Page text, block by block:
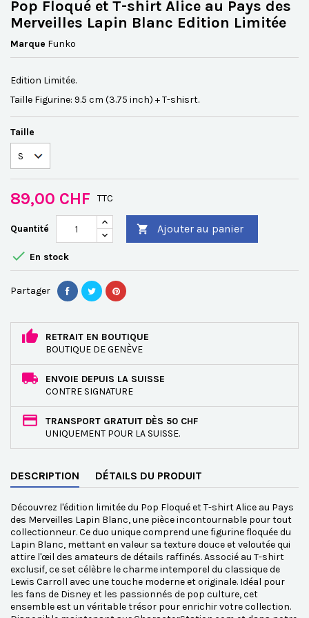
Pop Floqué et T-shirt Alice au Pays des
Merveilles Lapin Blanc Edition Limitée
Marque Funko
Edition Limitée.
Taille Figurine: 9.5 cm (3.75 inch) + T-shisrt.
Taille
89,00 CHF TTC
Quantité  Ajouter au panier
 En stock
Partager
RETRAIT EN BOUTIQUE
BOUTIQUE DE GENÈVE
ENVOIE DEPUIS LA SUISSE
CONTRE SIGNATURE
TRANSPORT GRATUIT DÈS 50 CHF
UNIQUEMENT POUR LA SUISSE.
DESCRIPTION DÉTAILS DU PRODUIT
Découvrez l'édition limitée du Pop Floqué et T-shirt Alice au Pays
des Merveilles Lapin Blanc, une pièce incontournable pour tout
collectionneur. Ce duo unique comprend une figurine floquée du
Lapin Blanc, mettant en valeur sa texture douce et veloutée qui
attire l'œil des amateurs de détails raffinés. Associé au T-shirt
exclusif, ce set célèbre le charme intemporel du classique de
Lewis Carroll avec une touche moderne et originale. Idéal pour
les fans de Disney et les passionnés de pop culture, cet
ensemble est un véritable trésor pour enrichir votre collection.